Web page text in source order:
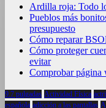
Ardilla roja: Todo
Pueblos más
presupuesto
Cómo reparar
Cómo proteger
evitar
Comprobar página
9.7 pulgadas Actividad Física
española adicción a las pantallas